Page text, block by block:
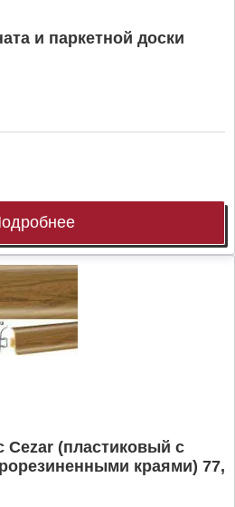
и паркетной доски
(пластиковый с
краями) 77,